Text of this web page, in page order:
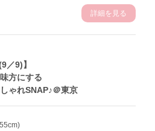
詳細を見る
／9)】
方にする
ゃれSNAP♪＠東京